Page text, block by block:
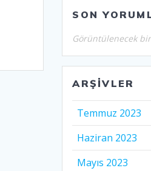
SON
Görüntülenecek
ARŞIVLER
Temmuz 2023
Haziran 2023
Mayıs 2023